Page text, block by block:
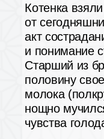
Котенка
от
акт
и понимание
Старший из
половину
молока
нощно
чувства